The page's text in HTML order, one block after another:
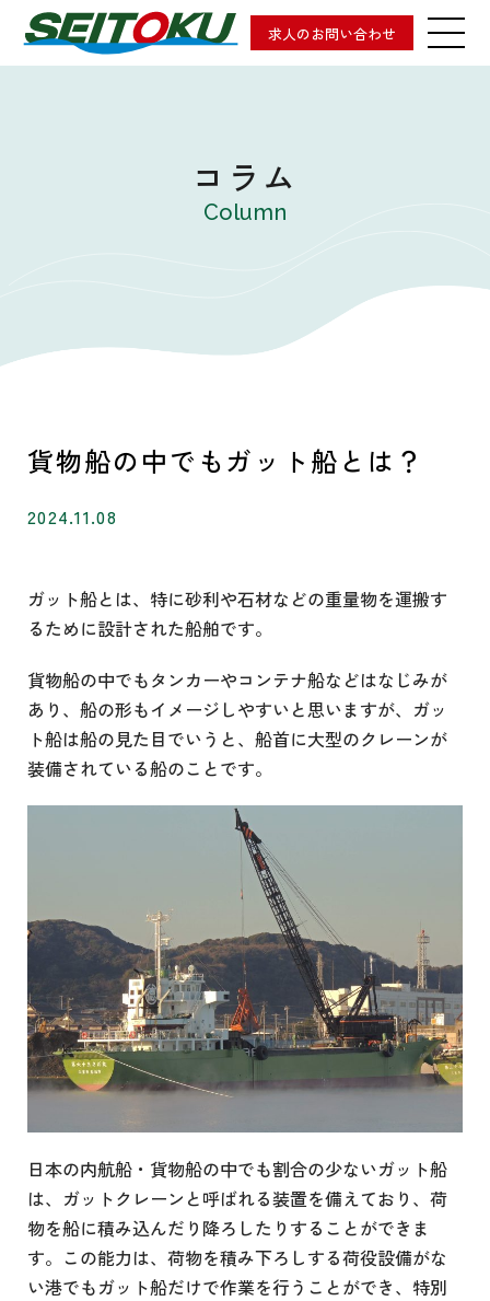
求人のお問い合わせ
コラム
Column
貨物船の中でもガット船とは？
2024.11.08
ガット船とは、特に砂利や石材などの重量物を運搬す
るために設計された船舶です。
貨物船の中でもタンカーやコンテナ船などはなじみが
あり、船の形もイメージしやすいと思いますが、ガッ
ト船は船の見た目でいうと、船首に大型のクレーンが
装備されている船のことです。
日本の内航船・貨物船の中でも割合の少ないガット船
は、ガットクレーンと呼ばれる装置を備えており、荷
物を船に積み込んだり降ろしたりすることができま
す。この能力は、荷物を積み下ろしする荷役設備がな
い港でもガット船だけで作業を行うことができ、特別